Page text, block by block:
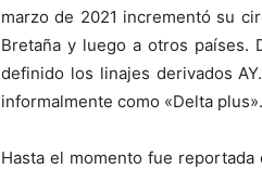
marzo de 2021 incrementó su
Bretaña y luego a otros países.
definido los linajes derivados
informalmente como «Delta plus».
Hasta el momento fue reportada